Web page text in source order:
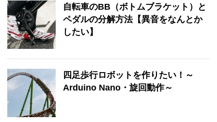
自転車のBB（ボトムブラケット）と
ペダルの分解方法【異音をなんとか
したい】
四足歩行ロボットを作りたい！～
Arduino Nano・旋回動作～